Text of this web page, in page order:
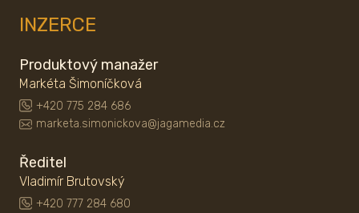
INZERCE
Produktový manažer
Markéta Šimoníčková
+420 775 284 686
marketa.simonickova@jagamedia.cz
Ředitel
Vladimír Brutovský
+420 777 284 680